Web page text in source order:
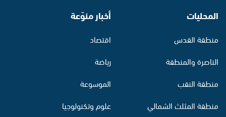
المحليات
منطقة القدس
الناصرة والمنطقة
منطقة النقب
منطقة المثلث الشمالي
أخبار منوّعة
اقتصاد
رياضة
الموسوعة
علوم وتكنولوجيا